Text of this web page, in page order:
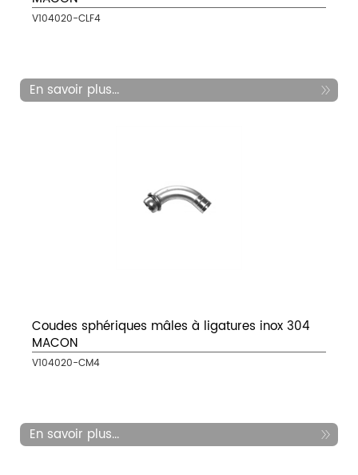
V104020-CLF4
En savoir plus...
Coudes sphériques mâles à ligatures inox 304
MACON
V104020-CM4
En savoir plus...